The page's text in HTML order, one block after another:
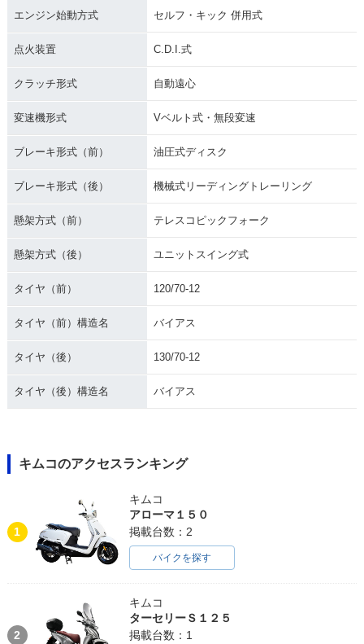
エンジン始動方式 セルフ・キック 併用式
点火装置 C.D.I.式
クラッチ形式 自動遠心
変速機形式 Vベルト式・無段変速
ブレーキ形式（前） 油圧式ディスク
ブレーキ形式（後） 機械式リーディングトレーリング
懸架方式（前） テレスコピックフォーク
懸架方式（後） ユニットスイング式
タイヤ（前） 120/70-12
タイヤ（前）構造名 バイアス
タイヤ（後） 130/70-12
タイヤ（後）構造名 バイアス
キムコのアクセスランキング
1
キムコ
アローマ１５０
掲載台数：2
バイクを探す
2
キムコ
ターセリーＳ１２５
掲載台数：1